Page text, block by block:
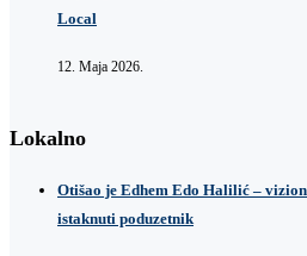
Local
12. Maja 2026.
Lokalno
Otišao je Edhem Edo Halilić –
istaknuti poduzetnik